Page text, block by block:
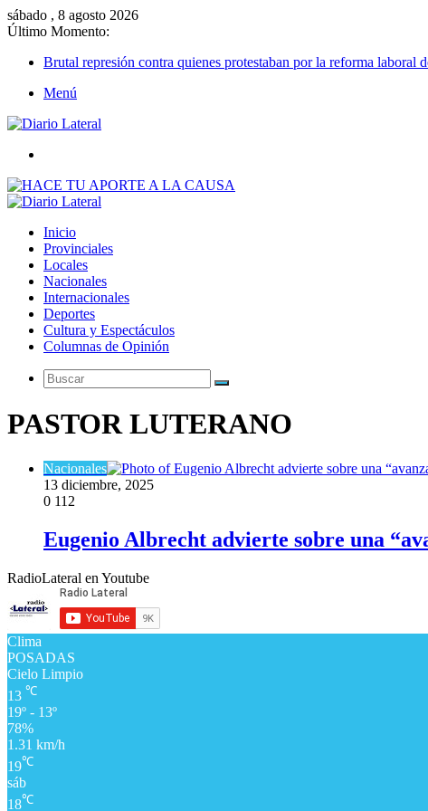
sábado , 8 agosto 2026
Último Momento:
Brutal represión contra quienes protestaban por la reforma laboral
Menú
Inicio
Provinciales
Locales
Nacionales
Internacionales
Deportes
Cultura y Espectáculos
Columnas de Opinión
Buscar
PASTOR LUTERANO
Nacionales
13 diciembre, 2025
0 112
Eugenio Albrecht advierte sobre una
RadioLateral en Youtube
Clima
POSADAS
Cielo Limpio
13 ℃
19º - 13º
78%
1.31 km/h
19℃
sáb
18℃